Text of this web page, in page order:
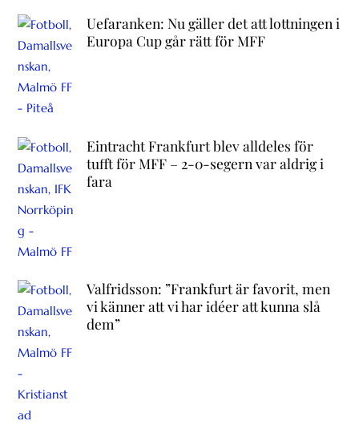
Uefaranken: Nu gäller det att lottningen i
Europa Cup går rätt för MFF
Eintracht Frankfurt blev alldeles för
tufft för MFF – 2-0-segern var aldrig i
fara
Valfridsson: ”Frankfurt är favorit, men
vi känner att vi har idéer att kunna slå
dem”